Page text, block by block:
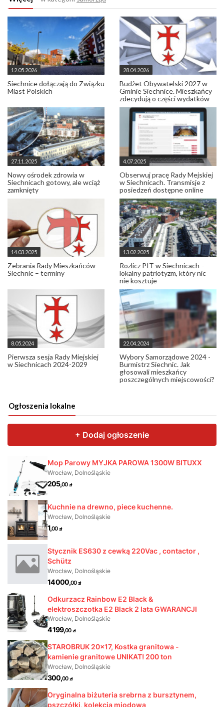
12.05.2026
Siechnice dołączają do Związku
Miast Polskich
28.04.2026
Budżet Obywatelski 2027 w
Gminie Siechnice. Mieszkańcy
zdecydują o części wydatków
27.11.2025
Nowy ośrodek zdrowia w
Siechnicach gotowy, ale wciąż
zamknięty
4.07.2025
Obserwuj pracę Rady Mejskiej
w Siechnicach. Transmisje z
posiedzeń dostępne online
14.03.2025
Zebrania Rady Mieszkańców
Siechnic – terminy
13.02.2025
Rozlicz PIT w Siechnicach –
lokalny patriotyzm, który nic
nie kosztuje
8.05.2024
Pierwsza sesja Rady Miejskiej
w Siechnicach 2024-2029
22.04.2024
Wybory Samorządowe 2024 -
Burmistrz Siechnic. Jak
głosowali mieszkańcy
poszczególnych miejscowości?
Ogłoszenia lokalne